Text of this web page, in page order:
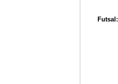
Futsal: